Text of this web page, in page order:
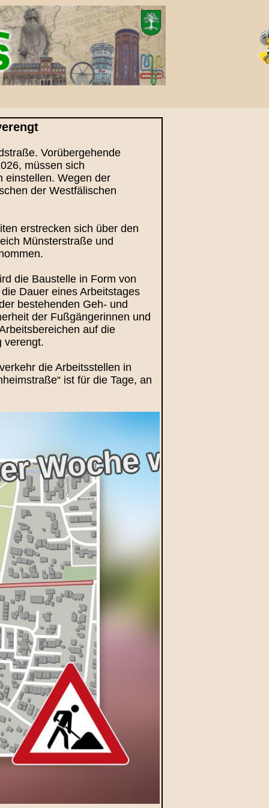
Vorübergehende
müssen sich
einstellen. Wegen der
der Westfälischen
erstrecken sich über den
Münsterstraße und
die Baustelle in Form von
Dauer eines Arbeitstages
bestehenden Geh- und
der Fußgängerinnen und
auf die
verengt.
die Arbeitsstellen in
ist für die Tage, an